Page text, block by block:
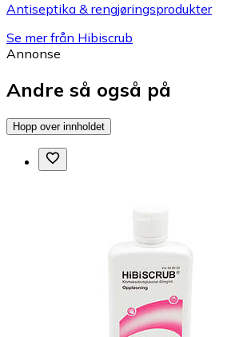
Antiseptika & rengjøringsprodukter
Se mer från Hibiscrub
Annonse
Andre så også på
Hopp over innholdet